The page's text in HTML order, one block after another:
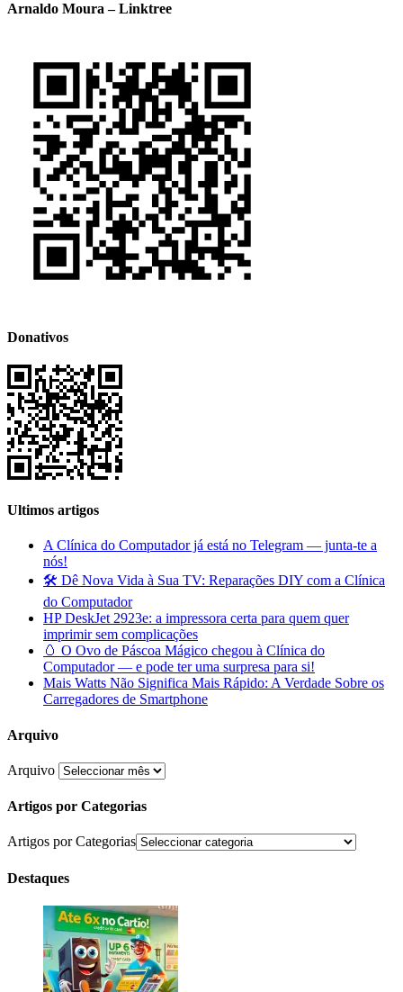
Arnaldo Moura – Linktree
Donativos
Ultimos artigos
A Clínica do Computador já está no Telegram — junta-te a
nós!
🛠️ Dê Nova Vida à Sua TV: Reparações DIY com a Clínica
do Computador
HP DeskJet 2923e: a impressora certa para quem quer
imprimir sem complicações
🥚 O Ovo de Páscoa Mágico chegou à Clínica do
Computador — e pode ter uma surpresa para si!
Mais Watts Não Significa Mais Rápido: A Verdade Sobre os
Carregadores de Smartphone
Arquivo
Arquivo
Artigos por Categorias
Artigos por Categorias
Destaques